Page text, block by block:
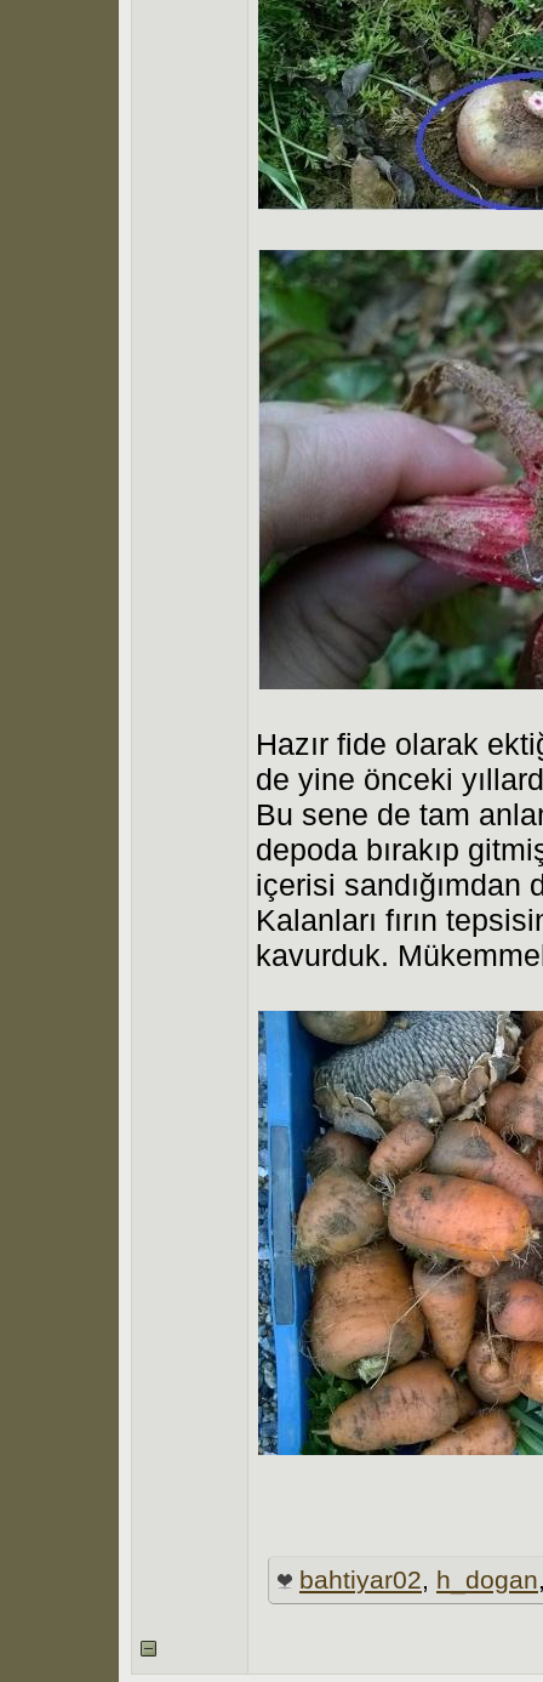
Hazır fide olarak
de yine önceki
Bu sene de tam
depoda bırakıp
içerisi sandığımdan
Kalanları fırın
kavurduk.
bahtiyar02, h_dogan